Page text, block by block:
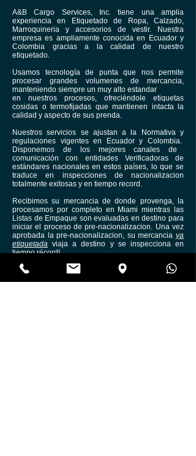
A&B Cargo Services, Inc. tiene una amplia
experiencia en Etiquetado de
Ropa, Calzado,
Marroquineria y accesorios de vestir. Nuestra
empresa es ampliamente conocida en Ecuador y
Colombia gracias a la calidad de nuestro
etiquetado.
Usamos tecnología de punta que nos permite
procesar grandes volumenes de mercancia,
manteniendo siempre un muy alto estandar
en nuestros procesos, ofreciéndole etiquetas
cosidas o termofijadas que mantienen intacta la
calidad y aspecto de sus prenda.
Nuestros servicios se ajustan a la Normativa y
regulaciones vigentes en Ecuador y Colombia.
Disponemos de los mejores canales de
comunicación con entidades Verificadoras de
estándares nacionales en estos países, lo que se
traduce en inspecciones de nacionalizacion
totalmente exitosas y en tiempo record.
Recibimos su mercancia de donde provenga, la
procesamos por completo en Miami mientras las
Listas de Empaque son evaluadas en destino para
iniciar el proceso de pre-nacionalizacion. Una vez
aprobada la pre-nacionalizacion, su mercancia ya
etiquetada viaja a destino y se inspecciona en
tiempo récord!
Consulte nuestros servicios!